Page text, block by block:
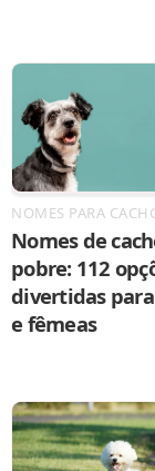
NOMES PARA
Nomes de
pobre: 112
divertidas
e fêmeas